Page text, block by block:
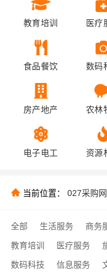
教育培训 医疗
食品餐饮 数码
房产地产 农林
电子电工 资源
当前位置： 027采购网
全部 生活服务 商务
教育培训
医疗服务
数码科技
信息服务